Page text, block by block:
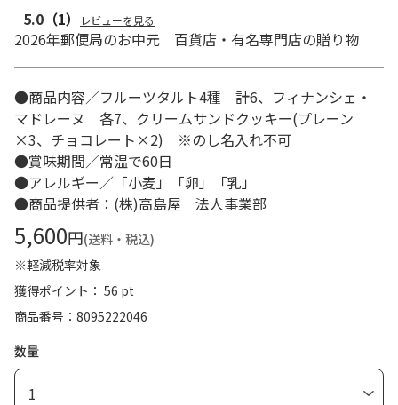
5.0 （1） レビューを見る
2026年郵便局のお中元 百貨店・有名専門店の贈り物
●商品内容／フルーツタルト4種 計6、フィナンシェ・
マドレーヌ 各7、クリームサンドクッキー(プレーン
×3、チョコレート×2) ※のし名入れ不可
●賞味期間／常温で60日
●アレルギー／「小麦」「卵」「乳」
●商品提供者：(株)高島屋 法人事業部
5,600円(送料・税込)
※軽減税率対象
獲得ポイント： 56 pt
商品番号
8095222046
数量
1